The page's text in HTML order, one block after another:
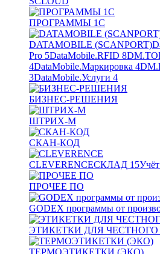
ПРОГРАММЫ 1С
DATAMOBILE (SCANPORT)
Pro 5DataMobile.RFID 8
4DataMobile.Маркировка 4
3DataMobile.Услуги 4
БИЗНЕС-РЕШЕНИЯ
ШТРИХ-М
СКАН-КОД
CLEVERENCEСКЛАД 15
ПРОЧЕЕ ПО
GODEX программы от
ЭТИКЕТКИ ДЛЯ ЧЕСТНОГО
ТЕРМОЭТИКЕТКИ (ЭКО)